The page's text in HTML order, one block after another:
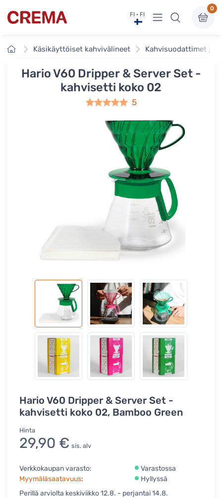
Crema FI · FI Näytä valikko
0
EtusivuKäsikäyttöiset kahvivälineet Kahvisuodattimet ja
Hario V60 Dripper & Server Set -
kahvisetti koko 02
5
Hario V60 Dripper & Server Set -
kahvisetti koko 02, Bamboo Green
Hinta
29,90 € sis. alv
Verkkokaupan varasto:
Varastossa
Myymäläsaatavuus:
Hyllyssä
Perillä arviolta keskiviikko 12.8. - perjantai 14.8.